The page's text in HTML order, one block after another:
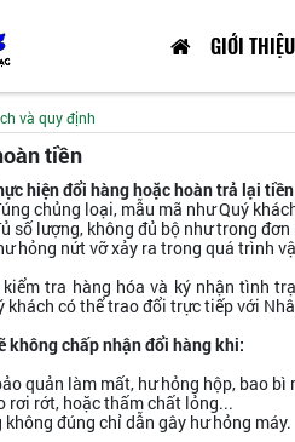
GIỚI THIỆU
và quy định
tiền
hiện đổi hàng hoặc hoàn trả lại
chủng loại, mẫu mã như Quý
số lượng, không đủ bộ như trong đơn
hỏng nứt vỡ xảy ra trong quá trình
tra hàng hóa và ký nhận tình
khách có thể trao đổi trực tiếp với
không chấp nhận đổi hàng khi:
quản làm mất, hư hỏng hộp, bao bì
rơi rớt, hoặc thấm chất lỏng...
không đúng chỉ dẫn gây hư hỏng máy.